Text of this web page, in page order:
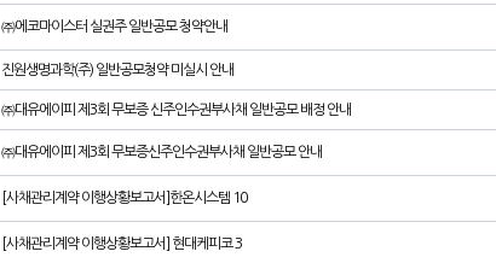
㈜에코마이스터 실권주 일반공모 청약안내
진원생명과학(주) 일반공모청약 미실시 안내
㈜대유에이피 제3회 무보증 신주인수권부사채 일반공모 배정 안내
㈜대유에이피 제3회 무보증신주인수권부사채 일반공모 안내
[사채관리계약 이행상황보고서]한온시스템 10
[사채관리계약 이행상황보고서] 현대케피코 3